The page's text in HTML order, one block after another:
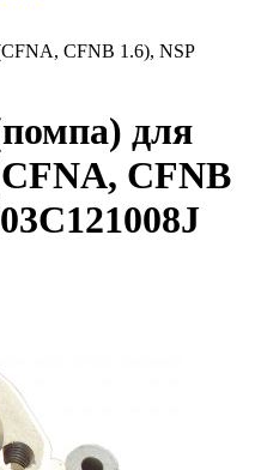
CFNB 1.6), NSP
для
CFNB